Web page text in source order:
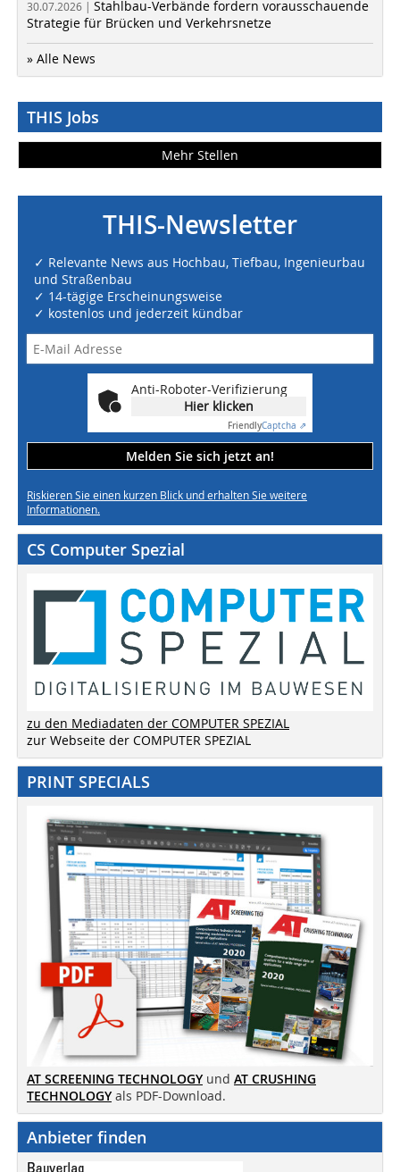
30.07.2026 | Stahlbau-Verbände fordern vorausschauende
Strategie für Brücken und Verkehrsnetze
» Alle News
THIS Jobs
Mehr Stellen
THIS-Newsletter
✓ Relevante News aus Hochbau, Tiefbau, Ingenieurbau
und Straßenbau
✓ 14-tägige Erscheinungsweise
✓ kostenlos und jederzeit kündbar
Anti-Roboter-Verifizierung
Hier klicken
FriendlyCaptcha ⇗
Melden Sie sich jetzt an!
Riskieren Sie einen kurzen Blick und erhalten Sie weitere
Informationen.
CS Computer Spezial
zu den Mediadaten der COMPUTER SPEZIAL
zur Webseite der COMPUTER SPEZIAL
PRINT SPECIALS
AT SCREENING TECHNOLOGY und AT CRUSHING
TECHNOLOGY als PDF-Download.
Anbieter finden